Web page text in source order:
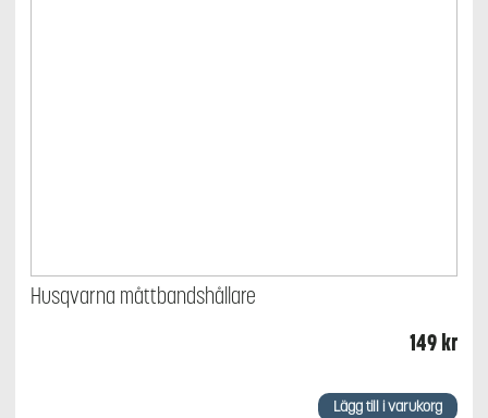
Husqvarna måttbandshållare
149kr
Lägg till i varukorg